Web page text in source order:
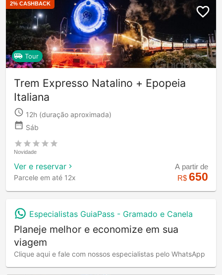
2% CASHBACK
Tour
Trem Expresso Natalino + Epopeia
Italiana
12h (duração aproximada)
Sáb
Novidade
Ver e reservar
Parcele em até 12x
A partir de
R$ 650
Especialistas GuiaPass - Gramado e Canela
Planeje melhor e economize em sua
viagem
Clique aqui e fale com nossos especialistas pelo WhatsApp